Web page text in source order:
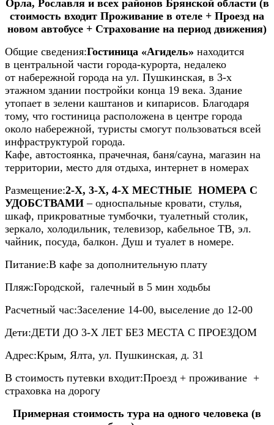
Орла, Рославля и всех районов Брянской области (в
стоимость входит Проживание в отеле + Проезд на
новом автобусе + Страхование на период движения)
Общие сведения:Гостиница «Агидель» находится
в центральной части города-курорта, недалеко
от набережной города на ул. Пушкинская, в 3-х
этажном здании постройки конца 19 века. Здание
утопает в зелени каштанов и кипарисов. Благодаря
тому, что гостиница расположена в центре города
около набережной, туристы смогут пользоваться всей
инфраструктурой города.
Кафе, автостоянка, прачечная, баня/сауна, магазин на
территории, место для отдыха, интернет в номерах
Размещение:2-Х, 3-Х, 4-Х МЕСТНЫЕ НОМЕРА С
УДОБСТВАМИ – односпальные кровати, стулья,
шкаф, прикроватные тумбочки, туалетный столик,
зеркало, холодильник, телевизор, кабельное ТВ, эл.
чайник, посуда, балкон. Душ и туалет в номере.
Питание:В кафе за дополнительную плату
Пляж:Городской, галечный в 5 мин ходьбы
Расчетный час:Заселение 14-00, выселение до 12-00
Дети:ДЕТИ ДО 3-Х ЛЕТ БЕЗ МЕСТА С ПРОЕЗДОМ
Адрес:Крым, Ялта, ул. Пушкинская, д. 31
В стоимость путевки входит:Проезд + проживание +
страховка на дорогу
Примерная стоимость тура на одного человека (в